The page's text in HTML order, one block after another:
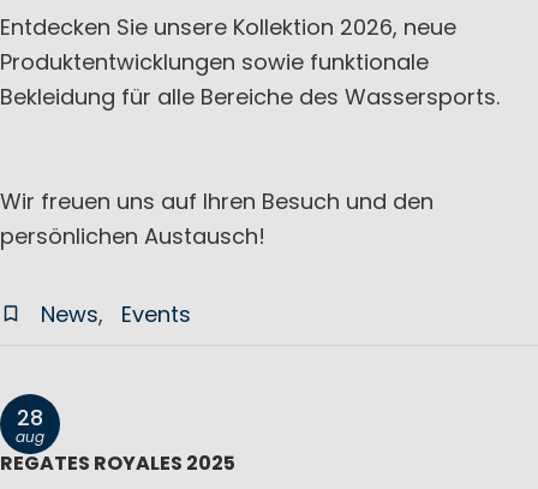
Entdecken Sie unsere Kollektion 2026, neue
Produktentwicklungen sowie funktionale
Bekleidung für alle Bereiche des Wassersports.
Wir freuen uns auf Ihren Besuch und den
persönlichen Austausch!
News Events
28
aug
REGATES ROYALES 2025